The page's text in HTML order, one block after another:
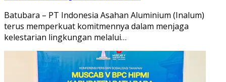
Batubara – PT Indonesia Asahan Aluminium (Inalum)
terus memperkuat komitmennya dalam menjaga
kelestarian lingkungan melalui…